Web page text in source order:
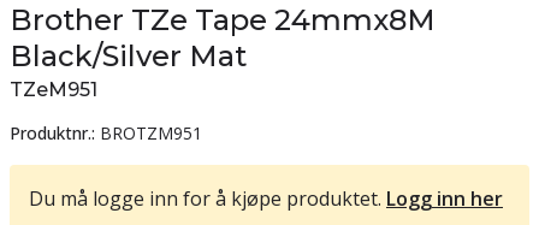
Brother TZe Tape 24mmx8M
Black/Silver Mat
TZeM951
Produktnr.: BROTZM951
Du må logge inn for å kjøpe produktet. Logg inn her